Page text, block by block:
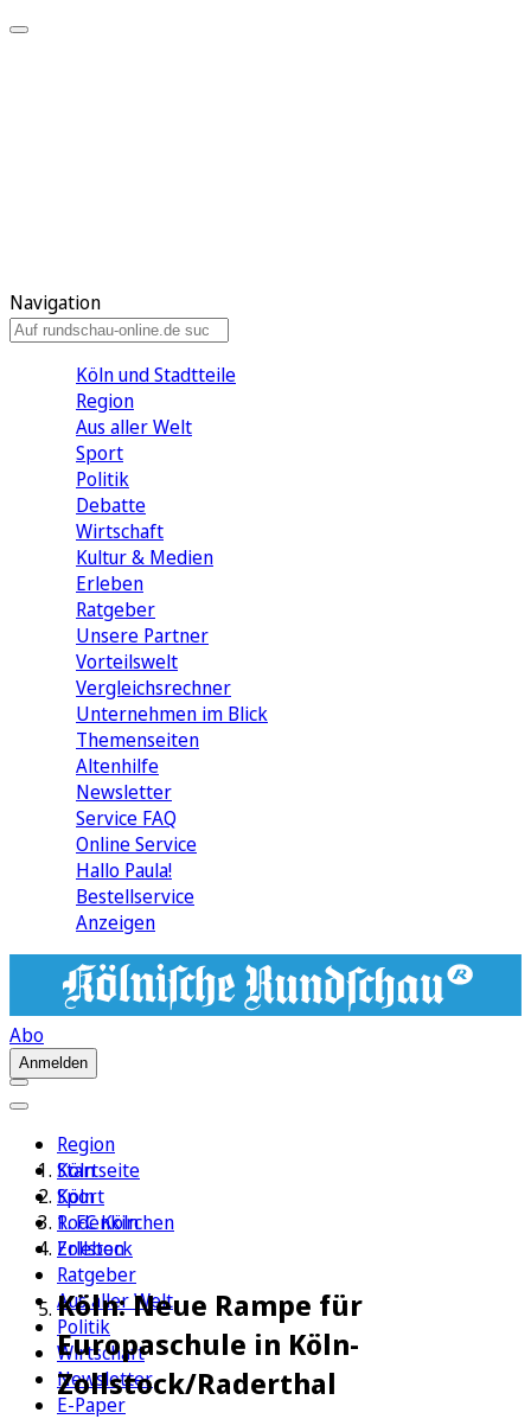
Navigation
Köln und Stadtteile
Region
Aus aller Welt
Sport
Politik
Debatte
Wirtschaft
Kultur & Medien
Erleben
Ratgeber
Unsere Partner
Vorteilswelt
Vergleichsrechner
Unternehmen im Blick
Themenseiten
Altenhilfe
Newsletter
Service FAQ
Online Service
Hallo Paula!
Bestellservice
Anzeigen
Abo
Anmelden
Region
Köln
Sport
1. FC Köln
Erleben
Ratgeber
Aus aller Welt
Politik
Wirtschaft
Newsletter
E-Paper
Startseite
Köln
Rodenkirchen
Zollstock
Köln: Neue Rampe für
Europaschule in Köln-
Zollstock/Raderthal